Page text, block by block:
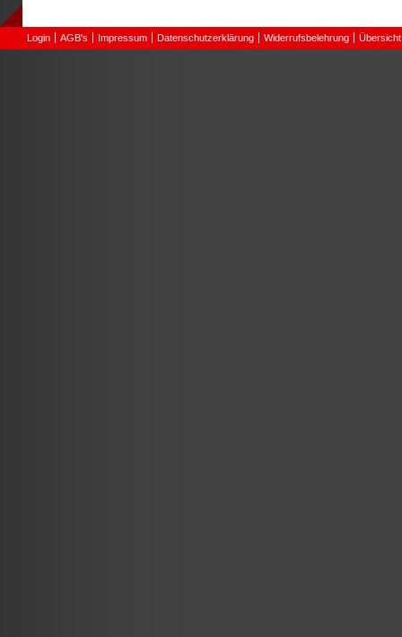
Login AGB's Impressum Datenschutzerklärung Widerrufsbelehrung